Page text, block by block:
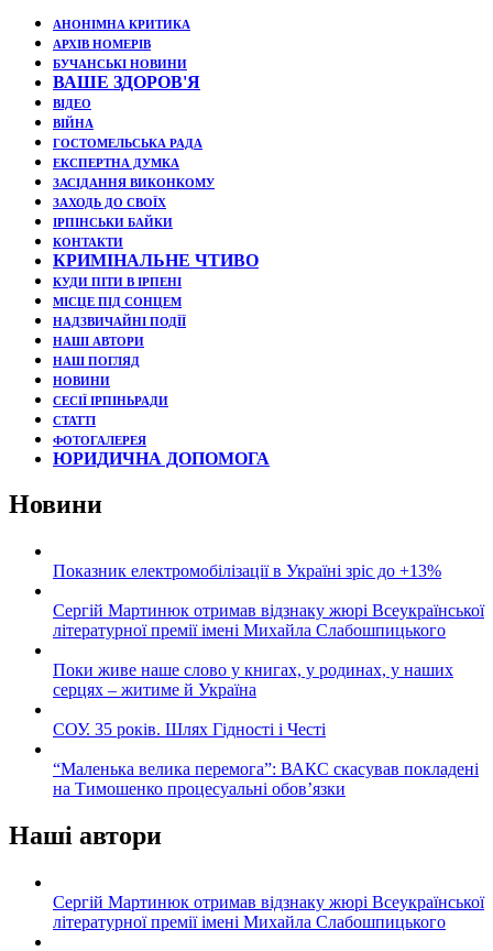
АНОНІМНА КРИТИКА
АРХІВ НОМЕРІВ
БУЧАНСЬКІ НОВИНИ
ВАШЕ ЗДОРОВ'Я
ВІДЕО
ВІЙНА
ГОСТОМЕЛЬСЬКА РАДА
ЕКСПЕРТНА ДУМКА
ЗАСІДАННЯ ВИКОНКОМУ
ЗАХОДЬ ДО СВОЇХ
ІРПІНСЬКИ БАЙКИ
КОНТАКТИ
КРИМІНАЛЬНЕ ЧТИВО
КУДИ ПІТИ В ІРПЕНІ
МІСЦЕ ПІД СОНЦЕМ
НАДЗВИЧАЙНІ ПОДЇЇ
НАШІ АВТОРИ
НАШ ПОГЛЯД
НОВИНИ
СЕСІЇ ІРПІНЬРАДИ
СТАТТІ
ФОТОГАЛЕРЕЯ
ЮРИДИЧНА ДОПОМОГА
Новини
Показник електромобілізації в Україні зріс до +13%
Сергій Мартинюк отримав відзнаку жюрі Всеукраїнської
літературної премії імені Михайла Слабошпицького
Поки живе наше слово у книгах, у родинах, у наших
серцях – житиме й Україна
СОУ. 35 років. Шлях Гідності і Честі
“Маленька велика перемога”: ВАКС скасував покладені
на Тимошенко процесуальні обов’язки
Наші автори
Сергій Мартинюк отримав відзнаку жюрі Всеукраїнської
літературної премії імені Михайла Слабошпицького